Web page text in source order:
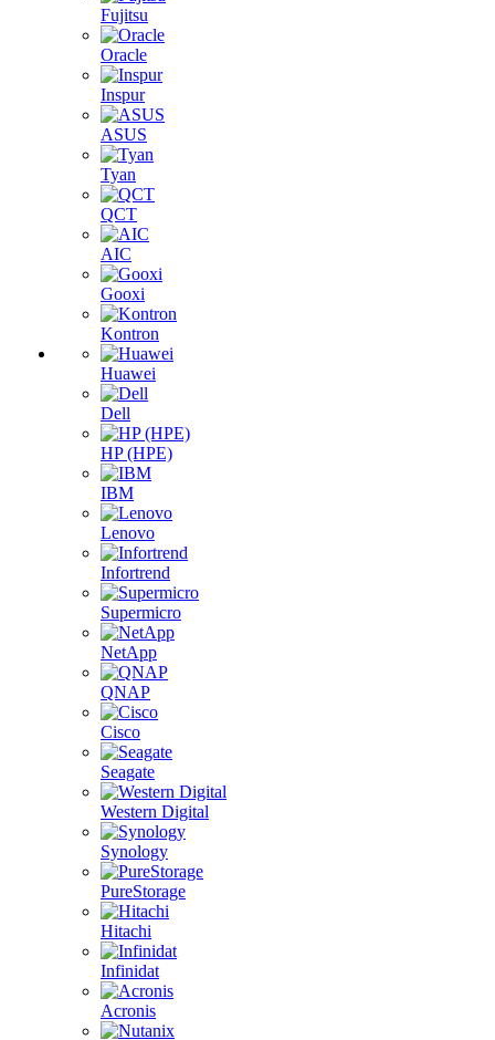
Fujitsu
Oracle
Inspur
ASUS
Tyan
QCT
AIC
Gooxi
Kontron
Huawei
Dell
HP (HPE)
IBM
Lenovo
Infortrend
Supermicro
NetApp
QNAP
Cisco
Seagate
Western Digital
Synology
PureStorage
Hitachi
Infinidat
Acronis